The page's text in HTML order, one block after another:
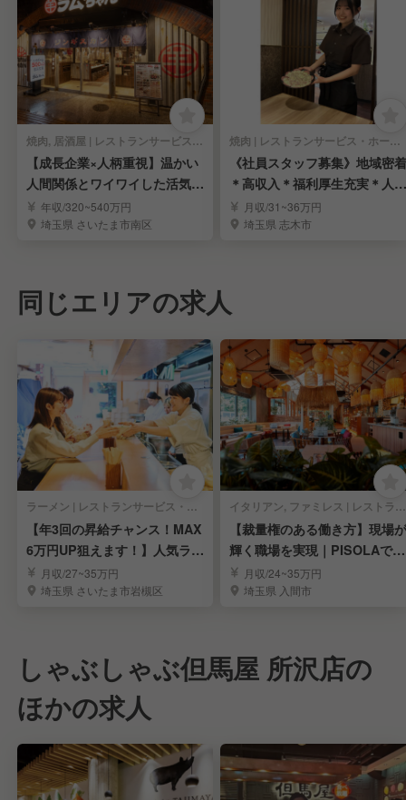
焼肉, 居酒屋 | レストランサービス・ホールスタッフ
【成長企業×人柄重視】温かい
人間関係とワイワイした活気が
自慢の職場！
年収/320~540万円
埼玉県 さいたま市南区
焼肉 | レストランサービス・ホールスタッフ
《社員スタッフ募集》地域密着
＊高収入＊福利厚生充実＊人柄
採用＊遠方応募歓迎
月収/31~36万円
埼玉県 志木市
同じエリアの求人
ラーメン | レストランサービス・ホールスタッフ
【年3回の昇給チャンス！MAX
6万円UP狙えます！】人気ラー
メンの社員募集
月収/27~35万円
埼玉県 さいたま市岩槻区
イタリアン, ファミレス | レストランサービス・ホールスタッフ
【裁量権のある働き方】現場が
輝く職場を実現｜PISOLAで店
長候補募集
月収/24~35万円
埼玉県 入間市
しゃぶしゃぶ但馬屋 所沢店の
ほかの求人